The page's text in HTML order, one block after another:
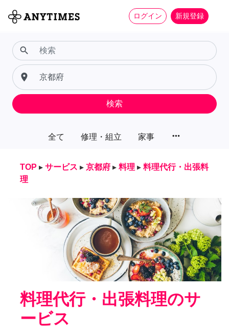
ログイン 新規登録
全て 修理・組立 家事 more_horiz
search
place
検索
TOP ▸ サービス ▸ 京都府 ▸ 料理 ▸ 料理代行・出張料
理
料理代行・出張料理のサ
ービス